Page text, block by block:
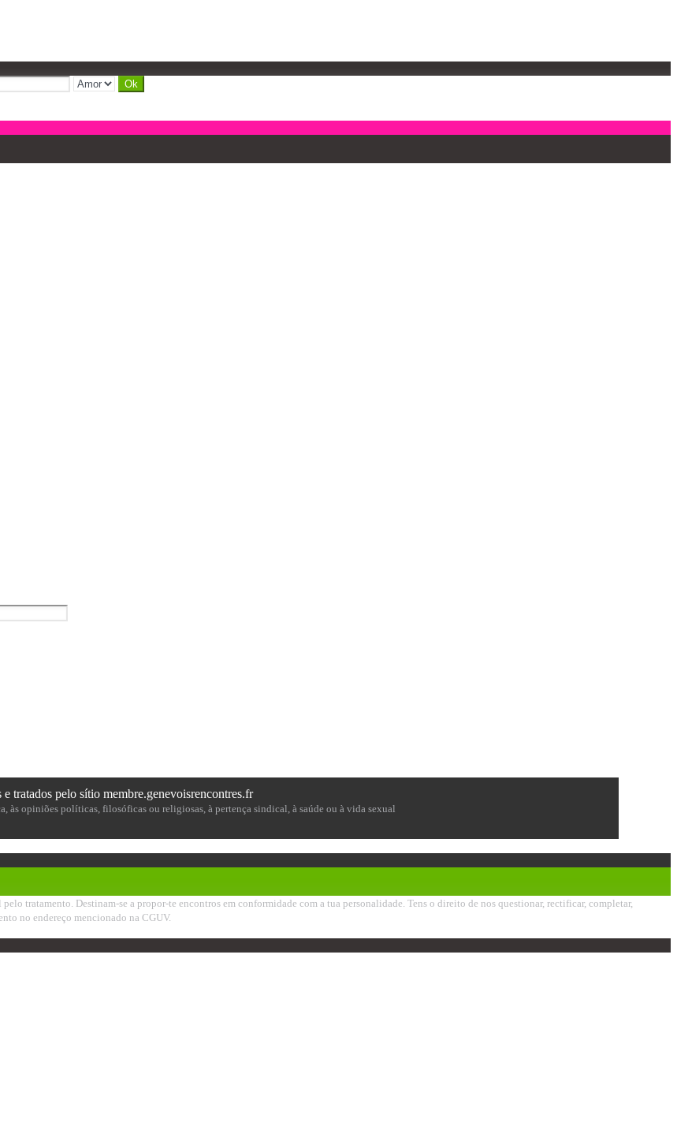
e tratados pelo sítio membre.genevoisrencontres.fr
às opiniões políticas, filosóficas ou religiosas, à pertença sindical, à saúde ou à vida sexual
tratamento. Destinam-se a propor-te encontros em conformidade com a tua personalidade. Tens o direito de nos questionar, rectificar, completar,
no endereço mencionado na CGUV.